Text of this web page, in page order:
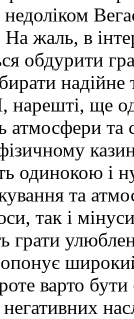
жаль, в
обдурити
надійне
нарешті, ще
атмосфери та
одинокою і
та
так і
грати
варто